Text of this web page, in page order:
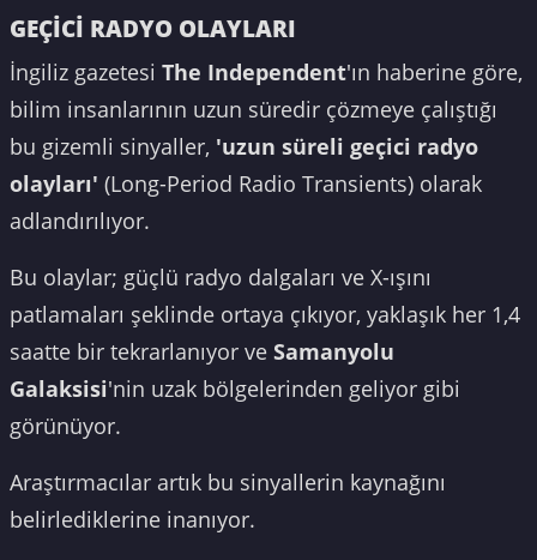
GEÇİCİ RADYO OLAYLARI
İngiliz gazetesi The Independent'ın haberine göre,
bilim insanlarının uzun süredir çözmeye çalıştığı
bu gizemli sinyaller, 'uzun süreli geçici radyo
olayları' (Long-Period Radio Transients) olarak
adlandırılıyor.
Bu olaylar; güçlü radyo dalgaları ve X-ışını
patlamaları şeklinde ortaya çıkıyor, yaklaşık her 1,4
saatte bir tekrarlanıyor ve Samanyolu
Galaksisi'nin uzak bölgelerinden geliyor gibi
görünüyor.
Araştırmacılar artık bu sinyallerin kaynağını
belirlediklerine inanıyor.